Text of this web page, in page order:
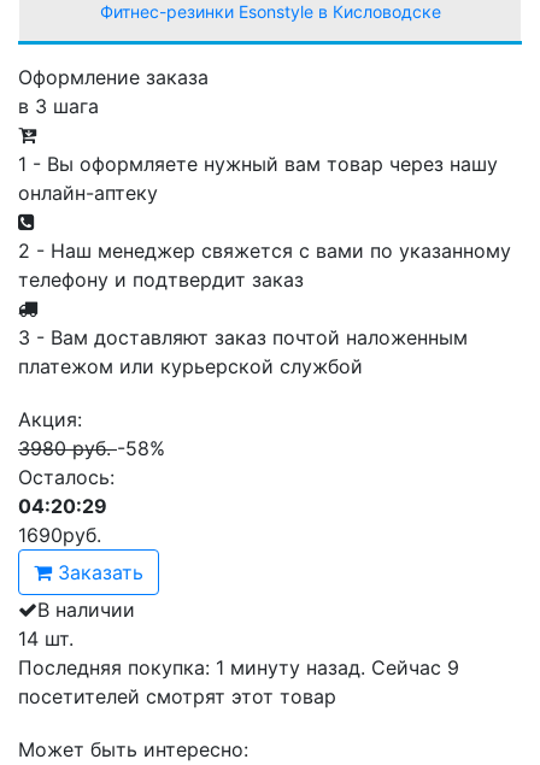
Фитнес-резинки Esonstyle в Кисловодске
Оформление заказа
в 3 шага
1 - Вы оформляете нужный вам товар через нашу
онлайн-аптеку
2 - Наш менеджер свяжется с вами по указанному
телефону и подтвердит заказ
3 - Вам доставляют заказ почтой наложенным
платежом или курьерской службой
Акция:
3980 руб.-58%
Осталось:
04:20:29
1690руб.
Заказать
В наличии
14 шт.
Последняя покупка: 1 минуту назад. Сейчас 9
посетителей смотрят этот товар
Может быть интересно: